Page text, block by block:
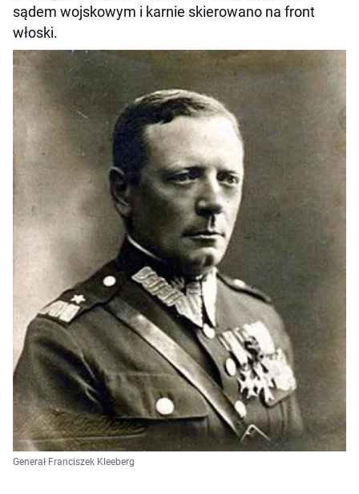
sądem wojskowym i karnie skierowano na front
włoski.
Generał Franciszek Kleeberg